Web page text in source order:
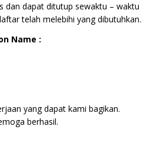
dan dapat ditutup sewaktu – waktu
telah melebihi yang dibutuhkan.
Name :
yang dapat kami bagikan.
berhasil.